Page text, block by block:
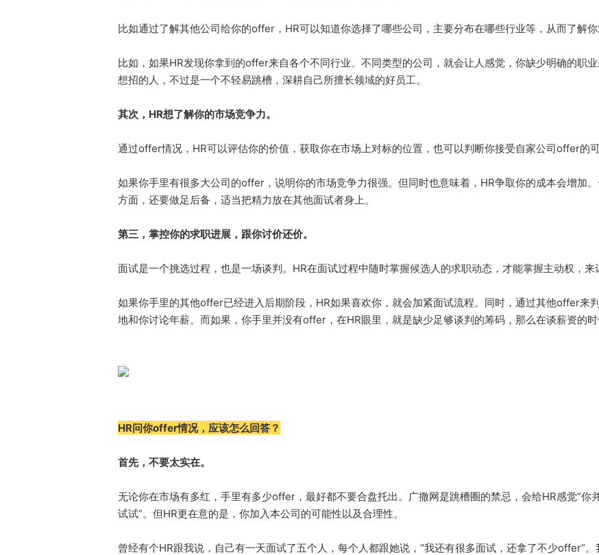
比如通过了解其他公司给你的offer，HR可以知道你选择了哪些公司，主要分布在哪些行业等，从而了解你
比如，如果HR发现你拿到的offer来自各个不同行业、不同类型的公司，就会让人感觉，你缺少明确的职
想招的人，不过是一个不轻易跳槽，深耕自己所擅长领域的好员工。
其次，HR想了解你的市场竞争力。
通过offer情况，HR可以评估你的价值，获取你在市场上对标的位置，也可以判断你接受自家公司offer的可
如果你手里有很多大公司的offer，说明你的市场竞争力很强。但同时也意味着，HR争取你的成本会增加
方面，还要做足后备，适当把精力放在其他面试者身上。
第三，掌控你的求职进展，跟你讨价还价。
面试是一个挑选过程，也是一场谈判。HR在面试过程中随时掌握候选人的求职动态，才能掌握主动权，来
如果你手里的其他offer已经进入后期阶段，HR如果喜欢你，就会加紧面试流程。同时，通过其他offer来
地和你讨论年薪。而如果，你手里并没有offer，在HR眼里，就是缺少足够谈判的筹码，那么在谈薪资的时
HR问你offer情况，应该怎么回答？
首先，不要太实在。
无论你在市场有多红，手里有多少offer，最好都不要合盘托出。广撒网是跳槽圈的禁忌，会给HR感觉“你
试试”。但HR更在意的是，你加入本公司的可能性以及合理性。
曾经有个HR跟我说，自己有一天面试了五个人，每个人都跟她说，“我还有很多面试，还拿了不少offer”